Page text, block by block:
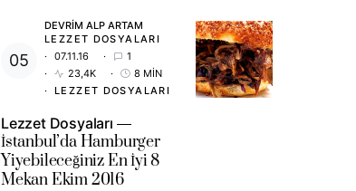
DEVRIM ALP ARTAM
LEZZET DOSYALARI
07.11.16
1
23,4K
8 MIN
LEZZET DOSYALARI
Lezzet Dosyaları
İstanbul’da Hamburger
Yiyebileceğiniz En İyi 8
Mekan Ekim 2016